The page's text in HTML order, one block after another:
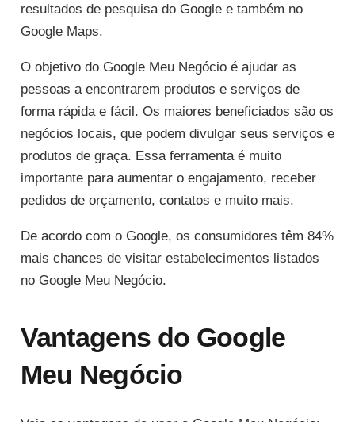
resultados de pesquisa do Google e também no
Google Maps.
O objetivo do Google Meu Negócio é ajudar as
pessoas a encontrarem produtos e serviços de
forma rápida e fácil. Os maiores beneficiados são os
negócios locais, que podem divulgar seus serviços e
produtos de graça. Essa ferramenta é muito
importante para aumentar o engajamento, receber
pedidos de orçamento, contatos e muito mais.
De acordo com o Google, os consumidores têm 84%
mais chances de visitar estabelecimentos listados
no Google Meu Negócio.
Vantagens do Google
Meu Negócio